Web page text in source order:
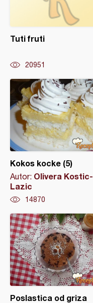
Tuti fruti
20951
Kokos kocke (5)
Autor: Olivera Kostic-
Lazic
14870
Poslastica od griza